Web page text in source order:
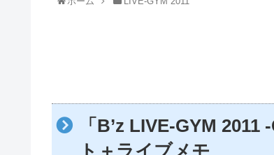
「B’z LIVE-GYM